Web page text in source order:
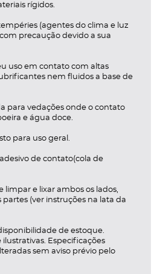
rígidos.
(agentes do clima e luz
precaução devido a sua
uso em contato com altas
nem fluidos a base de
para vedações onde o contato
e água doce.
para uso geral.
de contato(cola de
limpar e lixar ambos os lados,
partes (ver instruções na lata da
de estoque.
Especificações
sem aviso prévio pelo